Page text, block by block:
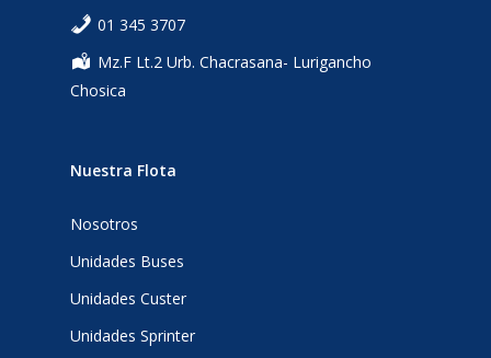
‎01 345 3707
Mz.F Lt.2 Urb. Chacrasana- Lurigancho
Chosica
Nuestra Flota
Nosotros
Unidades Buses
Unidades Custer
Unidades Sprinter